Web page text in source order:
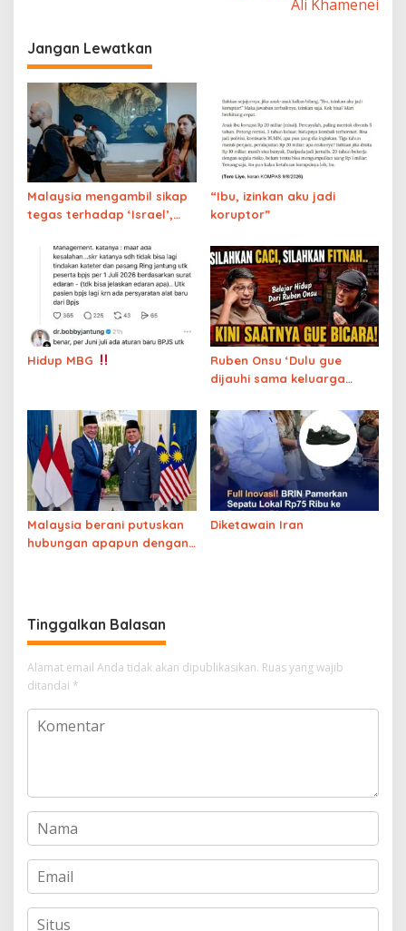
Ali Khamenei
Jangan Lewatkan
Malaysia mengambil sikap
tegas terhadap ‘Israel’,
tetap terbuka untuk ‘Israel’
“Ibu, izinkan aku jadi
koruptor”
Hidup MBG
Ruben Onsu ‘Dulu gue
dijauhi sama keluarga
sekarang dijauhi karena
Mualaf’
Malaysia berani putuskan
hubungan apapun dengan
Diketawain Iran
Tinggalkan Balasan
Alamat email Anda tidak akan dipublikasikan. Ruas yang wajib
ditandai *